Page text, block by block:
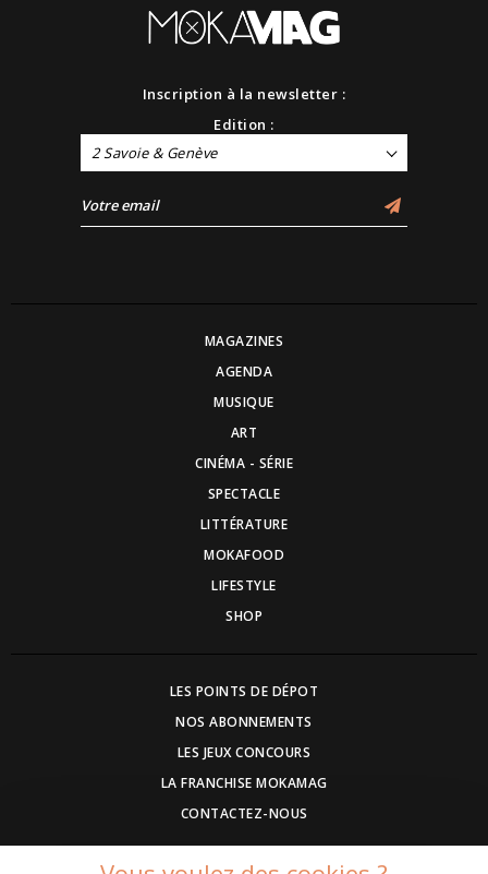
Inscription à la newsletter :
Edition :
2 Savoie & Genève
MAGAZINES
AGENDA
MUSIQUE
ART
CINÉMA - SÉRIE
SPECTACLE
LITTÉRATURE
MOKAFOOD
LIFESTYLE
SHOP
LES POINTS DE DÉPOT
NOS ABONNEMENTS
LES JEUX CONCOURS
LA FRANCHISE MOKAMAG
CONTACTEZ-NOUS